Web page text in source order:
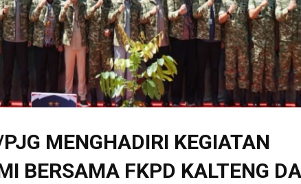
MENGHADIRI KEGIATAN
BERSAMA FKPD KALTENG